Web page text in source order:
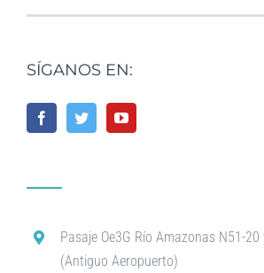
SÍGANOS EN:
Pasaje Oe3G Río Amazonas N51-20
(Antiguo Aeropuerto)